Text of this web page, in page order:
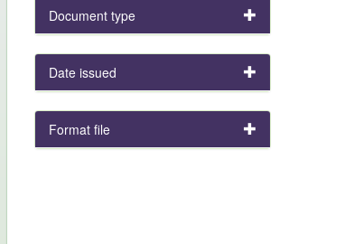
Document type
Date issued
Format file